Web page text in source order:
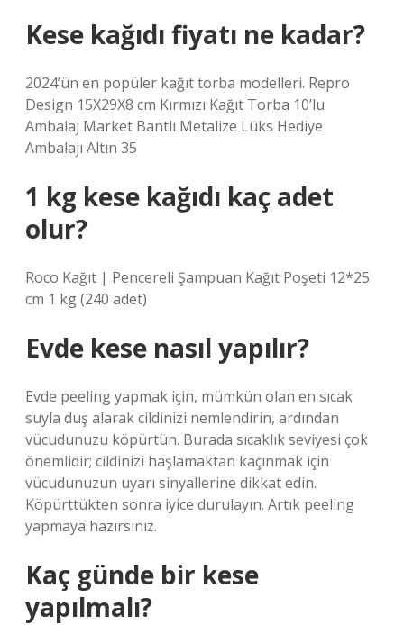
Kese kağıdı fiyatı ne kadar?
2024’ün en popüler kağıt torba modelleri. Repro
Design 15X29X8 cm Kırmızı Kağıt Torba 10’lu
Ambalaj Market Bantlı Metalize Lüks Hediye
Ambalajı Altın 35
1 kg kese kağıdı kaç adet
olur?
Roco Kağıt | Pencereli Şampuan Kağıt Poşeti 12*25
cm 1 kg (240 adet)
Evde kese nasıl yapılır?
Evde peeling yapmak için, mümkün olan en sıcak
suyla duş alarak cildinizi nemlendirin, ardından
vücudunuzu köpürtün. Burada sıcaklık seviyesi çok
önemlidir; cildinizi haşlamaktan kaçınmak için
vücudunuzun uyarı sinyallerine dikkat edin.
Köpürttükten sonra iyice durulayın. Artık peeling
yapmaya hazırsınız.
Kaç günde bir kese
yapılmalı?